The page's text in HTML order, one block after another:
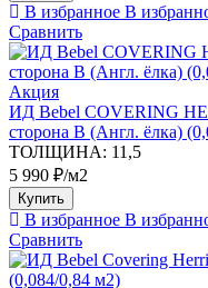
В избранное В
Сравнить
Акция
ИД Bebel COVERING
сторона В (Англ. ёлка)
ТОЛЩИНА: 11,5
5 990 ₽/м2
Купить
В избранное В
Сравнить